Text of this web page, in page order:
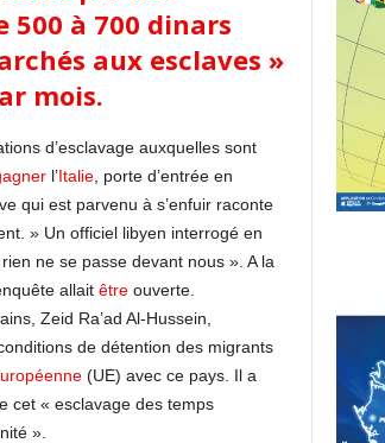
500 à 700 dinars
aux esclaves »
mois.
d’esclavage auxquelles sont
l’Italie, porte d’entrée en
qui est parvenu à s’enfuir raconte
» Un officiel libyen interrogé en
ne se passe devant nous ». A la
allait êtreouverte.
Zeid Ra’ad Al-Hussein,
de détention des migrants
(UE) avec ce pays. Il a
cet « esclavage des temps
».